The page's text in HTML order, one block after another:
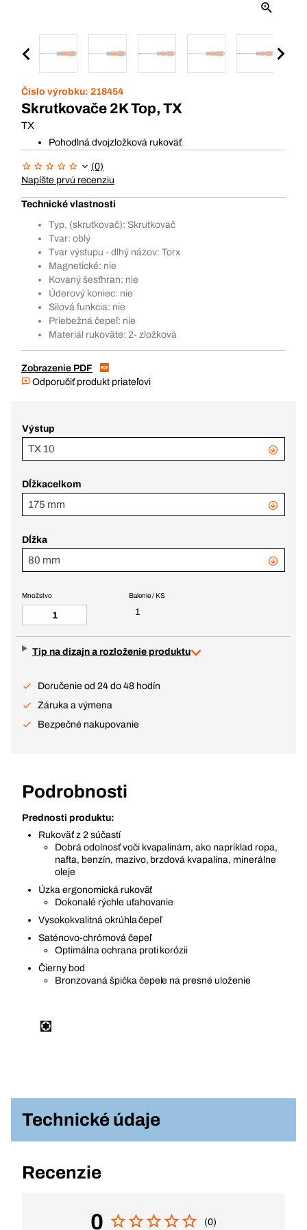
Číslo výrobku: 218454
Skrutkovače 2K Top, TX
TX
Pohodlná dvojzložková rukoväť
(0)
Napíšte prvú recenziu
Technické vlastnosti
Typ, (skrutkovač): Skrutkovač
Tvar: oblý
Tvar výstupu - dlhý názov: Torx
Magnetické: nie
Kovaný šesťhran: nie
Úderový koniec: nie
Silová funkcia: nie
Priebežná čepeľ: nie
Materiál rukoväte: 2- zložková
Zobrazenie PDF
Odporučiť produkt priateľovi
Výstup
TX 10
Dĺžkacelkom
175 mm
Dĺžka
80 mm
Balenie / KS
1
Množstvo
Tip na dizajn a rozloženie produktu
Doručenie od 24 do 48 hodín
Záruka a výmena
Bezpečné nakupovanie
Podrobnosti
Prednosti produktu:
Rukoväť z 2 súčastí
Dobrá odolnosť voči kvapalinám, ako napríklad ropa,
nafta, benzín, mazivo, brzdová kvapalina, minerálne
oleje
Úzka ergonomická rukoväť
Dokonalé rýchle uťahovanie
Vysokokvalitná okrúhla čepeľ
Saténovo-chrómová čepeľ
Optimálna ochrana proti korózii
Čierny bod
Bronzovaná špička čepele na presné uloženie
Technické údaje
Recenzie
0 (0)